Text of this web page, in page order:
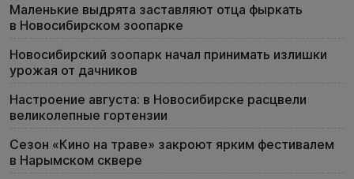
Маленькие выдрята заставляют отца фыркать
в Новосибирском зоопарке
Новосибирский зоопарк начал принимать излишки
урожая от дачников
Настроение августа: в Новосибирске расцвели
великолепные гортензии
Сезон «Кино на траве» закроют ярким фестивалем
в Нарымском сквере